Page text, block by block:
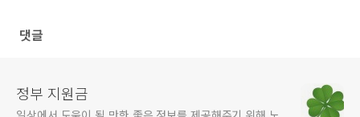
댓글
정부 지원금